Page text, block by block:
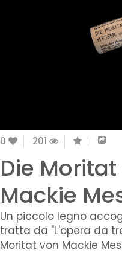
0 201
Die
Mackie
Un piccolo legno
tratta da "L'opera da
Moritat von Mackie